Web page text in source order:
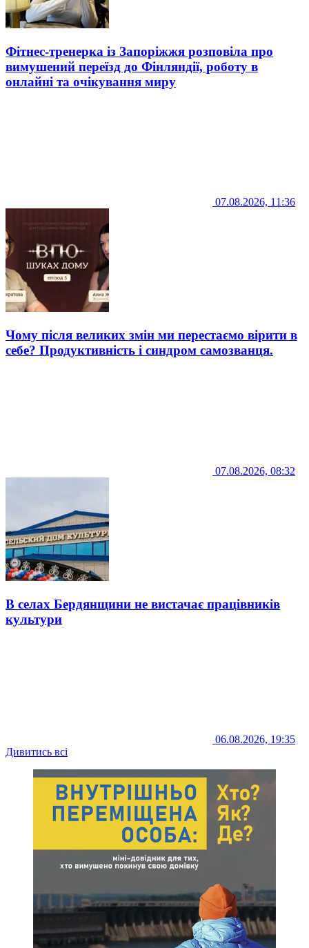
Фітнес-тренерка із Запоріжжя розповіла про
вимушений переїзд до Фінляндії, роботу в
онлайні та очікування миру
07.08.2026, 11:36
Чому після великих змін ми перестаємо вірити в
себе? Продуктивність і синдром самозванця.
07.08.2026, 08:32
В селах Бердянщини не вистачає працівників
культури
06.08.2026, 19:35
Дивитись всі